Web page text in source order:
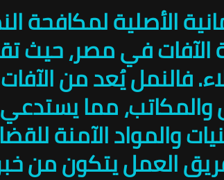
الأصلية
في مصر، حيث
فالنمل يُعد من
والمكاتب، مما
والمواد الآمنة
فريق العمل يتكون من